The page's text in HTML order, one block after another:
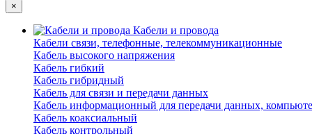
×
Кабели и провода
Кабели связи, телефонные, телекоммуникационные
Кабель высокого напряжения
Кабель гибкий
Кабель гибридный
Кабель для связи и передачи данных
Кабель информационный для передачи данных,
Кабель коаксиальный
Кабель контрольный